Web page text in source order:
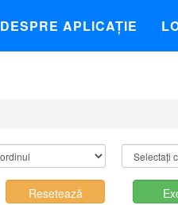
DESPRE APLICAȚIE